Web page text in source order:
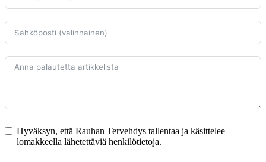
Hyväksyn, että Rauhan Tervehdys tallentaa ja käsittelee
lomakkeella lähetettäviä henkilötietoja.